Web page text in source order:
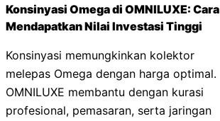
Konsinyasi Omega di OMNILUXE: Cara
Mendapatkan Nilai Investasi Tinggi
Konsinyasi memungkinkan kolektor
melepas Omega dengan harga optimal.
OMNILUXE membantu dengan kurasi
profesional, pemasaran, serta jaringan